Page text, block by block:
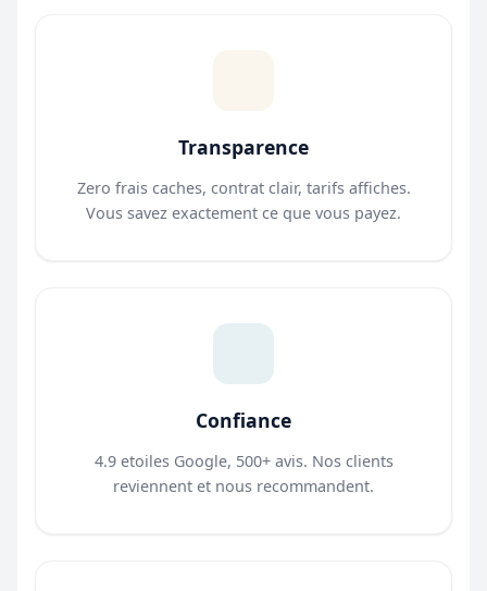
Transparence
Zero frais caches, contrat clair, tarifs affiches.
Vous savez exactement ce que vous payez.
Confiance
4.9 etoiles Google, 500+ avis. Nos clients
reviennent et nous recommandent.